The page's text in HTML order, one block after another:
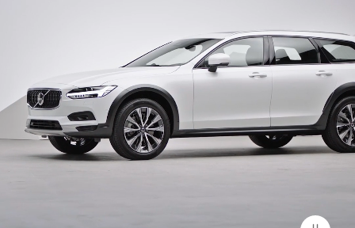
세일즈 컨설턴트
전시장 찾기
인증 중고차